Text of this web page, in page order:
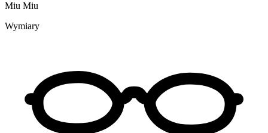
Miu Miu
Wymiary